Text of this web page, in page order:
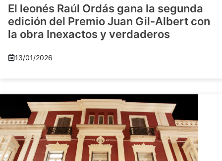
El leonés Raúl Ordás gana la segunda
edición del Premio Juan Gil-Albert con
la obra Inexactos y verdaderos
13/01/2026